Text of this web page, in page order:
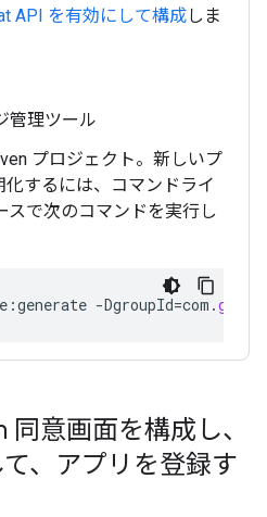
API を有効にして構成しま
管理ツール
プロジェクト。新しいプ
化するには、コマンドライ
スで次のコマンドを実行し
:generate -DgroupId=com .
意画面を構成し、
、アプリを登録す